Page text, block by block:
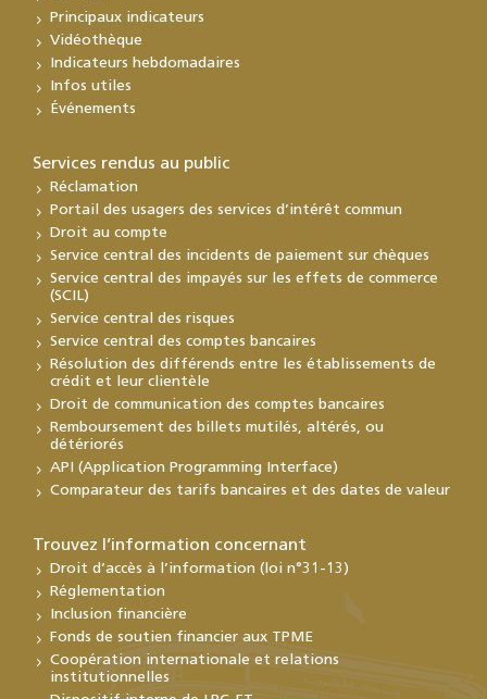
Principaux indicateurs
Vidéothèque
Indicateurs hebdomadaires
Infos utiles
Événements
Services rendus au public
Réclamation
Portail des usagers des services d’intérêt commun
Droit au compte
Service central des incidents de paiement sur chèques
Service central des impayés sur les effets de commerce
(SCIL)
Service central des risques
Service central des comptes bancaires
Résolution des différends entre les établissements de
crédit et leur clientèle
Droit de communication des comptes bancaires
Remboursement des billets mutilés, altérés, ou
détériorés
API (Application Programming Interface)
Comparateur des tarifs bancaires et des dates de valeur
Trouvez l’information concernant
Droit d’accès à l’information (loi n°31-13)
Réglementation
Inclusion financière
Fonds de soutien financier aux TPME
Coopération internationale et relations
institutionnelles